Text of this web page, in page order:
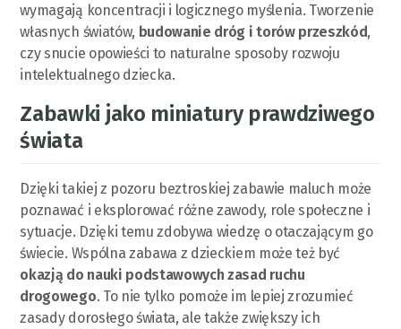
wymagają koncentracji i logicznego myślenia. Tworzenie
własnych światów, budowanie dróg i torów przeszkód,
czy snucie opowieści to naturalne sposoby rozwoju
intelektualnego dziecka.
Zabawki jako miniatury prawdziwego
świata
Dzięki takiej z pozoru beztroskiej zabawie maluch może
poznawać i eksplorować różne zawody, role społeczne i
sytuacje. Dzięki temu zdobywa wiedzę o otaczającym go
świecie. Wspólna zabawa z dzieckiem może też być
okazją do nauki podstawowych zasad ruchu
drogowego. To nie tylko pomoże im lepiej zrozumieć
zasady dorosłego świata, ale także zwiększy ich